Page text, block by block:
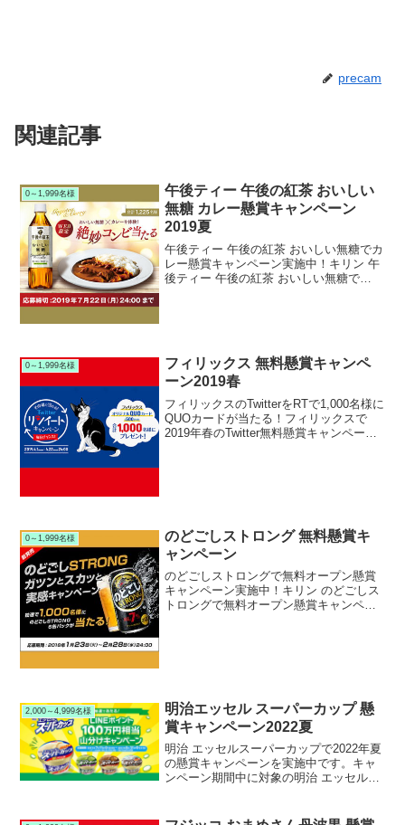
precam
関連記事
0～1,999名様
午後ティー 午後の紅茶 おいしい
無糖 カレー懸賞キャンペーン
2019夏
午後ティー 午後の紅茶 おいしい無糖でカ
レー懸賞キャンペーン実施中！キリン 午
後ティー 午後の紅茶 おいしい無糖で
0～1,999名様
フィリックス 無料懸賞キャンペ
ーン2019春
フィリックスのTwitterをRTで1,000名様に
QUOカードが当たる！フィリックスで
2019年春のTwitter無料懸賞キャンペーン
0～1,999名様
のどごしストロング 無料懸賞キ
ャンペーン
のどごしストロングで無料オープン懸賞
キャンペーン実施中！キリン のどごしス
トロングで無料オープン懸賞キャンペー
2,000～4,999名様
明治エッセル スーパーカップ 懸
賞キャンペーン2022夏
明治 エッセルスーパーカップで2022年夏
の懸賞キャンペーンを実施中です。キャ
ンペーン期間中に対象の明治 エッセルス
す。